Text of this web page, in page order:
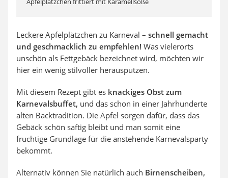
Leckere Apfelplätzchen zu Karneval – schnell gemacht
und geschmacklich zu empfehlen! Was vielerorts
unschön als Fettgebäck bezeichnet wird, möchten wir
hier ein wenig stilvoller herausputzen.
Mit diesem Rezept gibt es knackiges Obst zum
Karnevalsbuffet, und das schon in einer Jahrhunderte
alten Backtradition. Die Äpfel sorgen dafür, dass das
Gebäck schön saftig bleibt und man somit eine
fruchtige Grundlage für die anstehende Karnevalsparty
bekommt.
Alternativ können Sie natürlich auch Birnenscheiben,